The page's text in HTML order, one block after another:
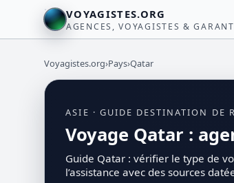
VOYAGISTES.ORG
AGENCES, VOYAGISTES &
Voyagistes.org›Pays›Qatar
ASIE · GUIDE DESTINATION DE
Voyage Qatar :
Guide Qatar : vérifier le type de
l’assistance avec des sources